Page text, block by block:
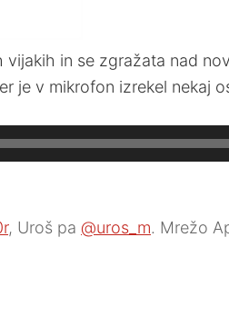
in se zgražata nad
je v mikrofon izrekel nekaj
, Uroš pa @uros_m. Mrežo